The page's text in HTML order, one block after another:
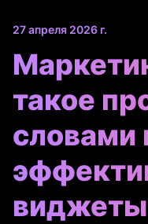
27 апреля 2026 г.
такое
словами
виджеты